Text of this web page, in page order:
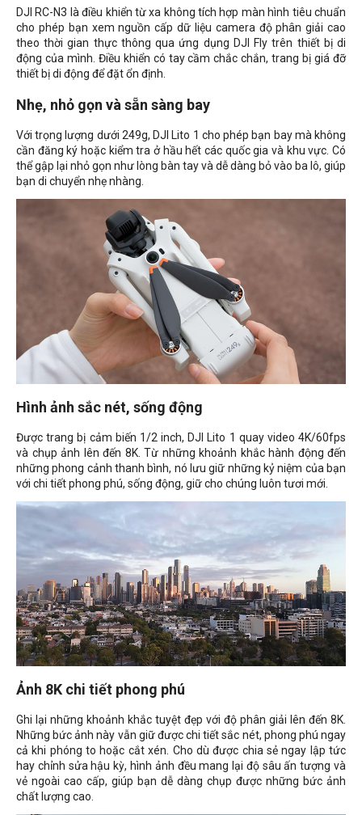
DJI RC-N3 là điều khiển từ xa không tích hợp màn hình tiêu chuẩn
cho phép bạn xem nguồn cấp dữ liệu camera độ phân giải cao
theo thời gian thực thông qua ứng dụng DJI Fly trên thiết bị di
động của mình. Điều khiển có tay cầm chắc chắn, trang bị giá đỡ
thiết bị di động để đặt ổn định.
Nhẹ, nhỏ gọn và sẵn sàng bay
Với trọng lượng dưới 249g, DJI Lito 1 cho phép bạn bay mà không
cần đăng ký hoặc kiểm tra ở hầu hết các quốc gia và khu vực. Có
thể gập lại nhỏ gọn như lòng bàn tay và dễ dàng bỏ vào ba lô, giúp
bạn di chuyển nhẹ nhàng.
Hình ảnh sắc nét, sống động
Được trang bị cảm biến 1/2 inch, DJI Lito 1 quay video 4K/60fps
và chụp ảnh lên đến 8K. Từ những khoảnh khắc hành động đến
những phong cảnh thanh bình, nó lưu giữ những kỷ niệm của bạn
với chi tiết phong phú, sống động, giữ cho chúng luôn tươi mới.
Ảnh 8K chi tiết phong phú
Ghi lại những khoảnh khắc tuyệt đẹp với độ phân giải lên đến 8K.
Những bức ảnh này vẫn giữ được chi tiết sắc nét, phong phú ngay
cả khi phóng to hoặc cắt xén. Cho dù được chia sẻ ngay lập tức
hay chỉnh sửa hậu kỳ, hình ảnh đều mang lại độ sâu ấn tượng và
vẻ ngoài cao cấp, giúp bạn dễ dàng chụp được những bức ảnh
chất lượng cao.